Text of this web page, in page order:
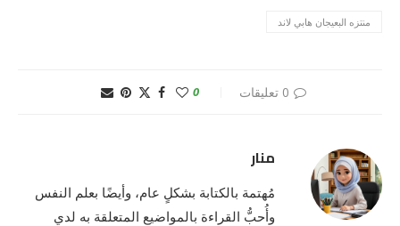
منتزه البعيجان هابي لاند
0 تعليقات 0
منار
مُهتمة بالكتابة بشكلٍ عام، وأيضًا بعلم النفس
وأُحبُّ القراءة بالمواضيع المتعلقة به لدي